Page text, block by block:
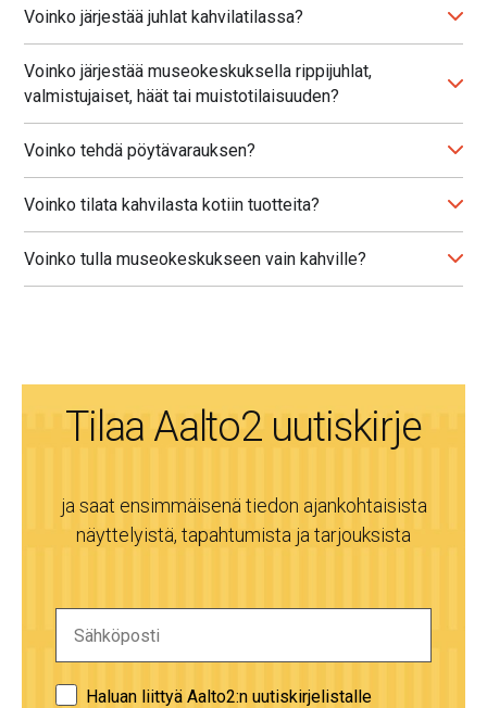
Voinko järjestää juhlat kahvilatilassa?
Voinko järjestää museokeskuksella rippijuhlat,
valmistujaiset, häät tai muistotilaisuuden?
Voinko tehdä pöytävarauksen?
Voinko tilata kahvilasta kotiin tuotteita?
Voinko tulla museokeskukseen vain kahville?
Tilaa Aalto2 uutiskirje
ja saat ensimmäisenä tiedon ajankohtaisista
näyttelyistä, tapahtumista ja tarjouksista
Haluan liittyä Aalto2:n uutiskirjelistalle